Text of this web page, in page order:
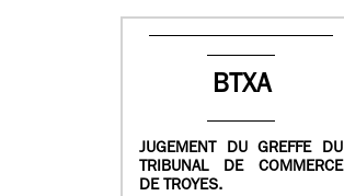
BTXA
JUGEMENT DU GREFFE DU
TRIBUNAL DE COMMERCE
DE TROYES.